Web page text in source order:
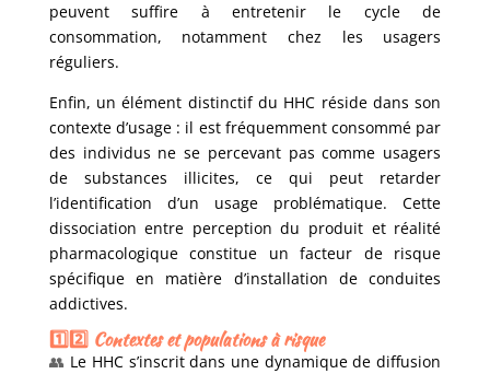
peuvent suffire à entretenir le cycle de
consommation, notamment chez les usagers
réguliers.
Enfin, un élément distinctif du HHC réside dans son
contexte d’usage : il est fréquemment consommé par
des individus ne se percevant pas comme usagers
de substances illicites, ce qui peut retarder
l’identification d’un usage problématique. Cette
dissociation entre perception du produit et réalité
pharmacologique constitue un facteur de risque
spécifique en matière d’installation de conduites
addictives.
1️⃣2️⃣ Contextes et populations à risque
👥 Le HHC s’inscrit dans une dynamique de diffusion